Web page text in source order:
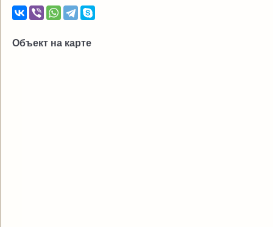
Объект на карте